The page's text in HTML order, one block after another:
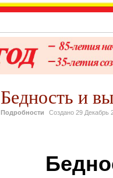
Бедность и
Подробности Создано 29 Декабрь